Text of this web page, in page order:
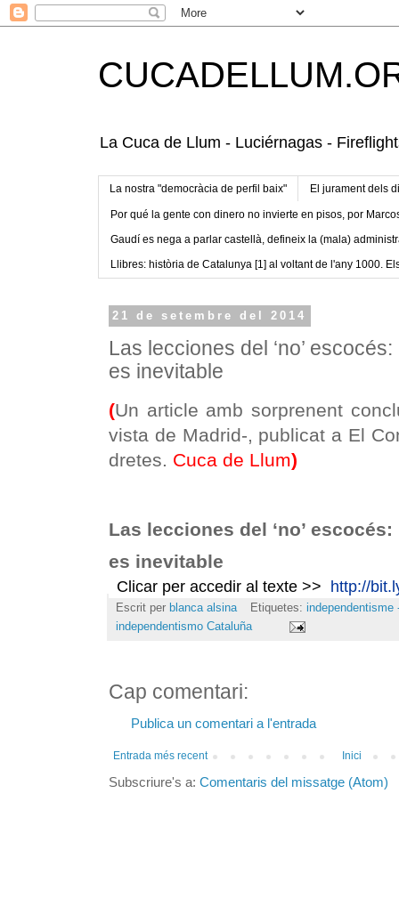
La Cuca de Llum - Luciérnagas -
La nostra "democràcia de perfil baix" El jurament dels
Por qué la gente con dinero no invierte en pisos, por
Gaudí es nega a parlar castellà, defineix la (mala)
Llibres: història de Catalunya [1] al voltant de l'any 1000.
21 de setembre del 2014
Las lecciones del ‘no’
es inevitable
(Un article amb sorprenent
vista de Madrid-, publicat a El
dretes. Cuca de Llum)
Las lecciones del ‘no’
es inevitable
Clicar per accedir al texte >> http://
Escrit per blanca alsina Etiquetes: independentisme
independentismo Cataluña
Cap comentari:
Publica un comentari a l'entrada
Entrada més recent Inici
Subscriure's a: Comentaris del missatge (Atom)